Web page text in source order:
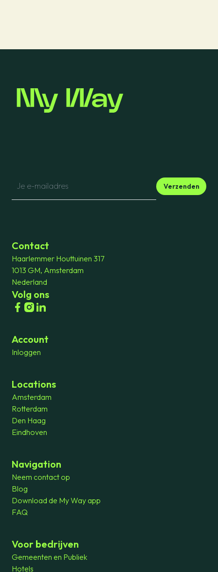
Verzenden
Contact
Haarlemmer Houttuinen 317
1013 GM, Amsterdam
Nederland
Volg ons
Account
Inloggen
Locations
Amsterdam
Rotterdam
Den Haag
Eindhoven
Navigation
Neem contact op
Blog
Download de My Way app
FAQ
Voor bedrijven
Gemeenten en Publiek
Hotels